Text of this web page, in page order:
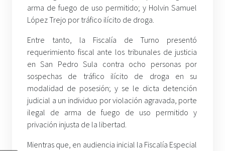
arma de fuego de uso permitido; y Holvin Samuel
López Trejo por tráfico ilícito de droga.
Entre tanto, la Fiscalía de Turno presentó
requerimiento fiscal ante los tribunales de justicia
en San Pedro Sula contra ocho personas por
sospechas de tráfico ilícito de droga en su
modalidad de posesión; y se le dicta detención
judicial a un individuo por violación agravada, porte
ilegal de arma de fuego de uso permitido y
privación injusta de la libertad.
Mientras que, en audiencia inicial la Fiscalía Especial